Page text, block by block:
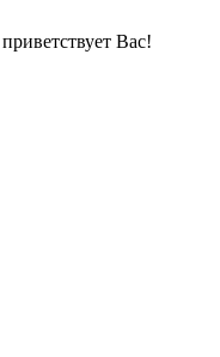
Вас!